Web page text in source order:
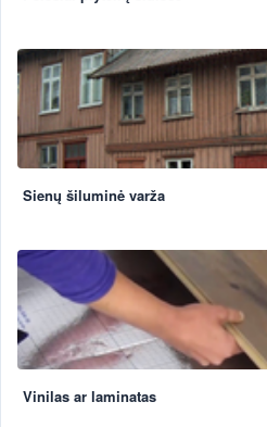
Sienų šiluminė varža
Vinilas ar laminatas